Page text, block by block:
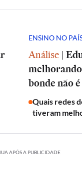
ENSINO NO
Análise |
bonde não
Quais redes
tiveram
APÓS A PUBLICIDADE